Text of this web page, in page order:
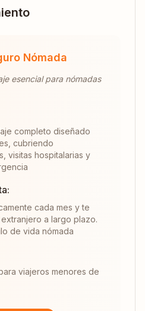
Nómada
esencial para nómadas
completo diseñado
cubriendo
visitas hospitalarias y
cada mes y te
a largo plazo.
de vida nómada
viajeros menores de